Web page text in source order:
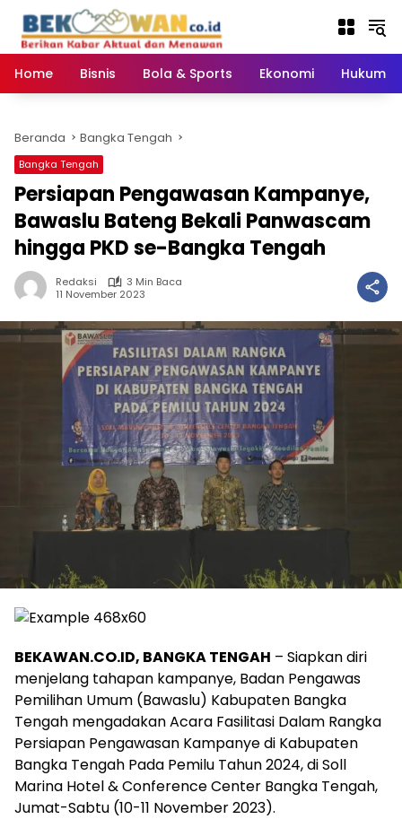
konten
Home
Bisnis Bola & Sports Ekonomi Hukum
Beranda Bangka Tengah
Bangka Tengah
Persiapan Pengawasan Kampanye,
Bawaslu Bateng Bekali Panwascam
hingga PKD se-Bangka Tengah
Redaksi
3 Min Baca
11 November 2023
BEKAWAN.CO.ID, BANGKA TENGAH – Siapkan diri
menjelang tahapan kampanye, Badan Pengawas
Pemilihan Umum (Bawaslu) Kabupaten Bangka
Tengah mengadakan Acara Fasilitasi Dalam Rangka
Persiapan Pengawasan Kampanye di Kabupaten
Bangka Tengah Pada Pemilu Tahun 2024, di Soll
Marina Hotel & Conference Center Bangka Tengah,
Jumat-Sabtu (10-11 November 2023).